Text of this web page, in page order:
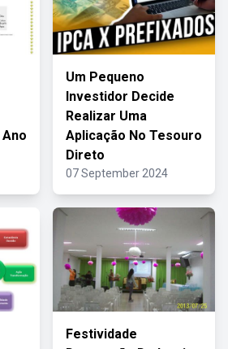
Um Pequeno
Investidor Decide
Realizar Uma
Aplicação No Tesouro
Direto
07 September 2024
Festividade